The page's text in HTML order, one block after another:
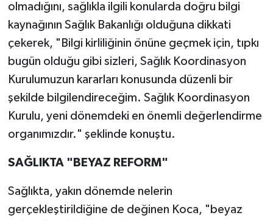
olmadığını, sağlıkla ilgili konularda doğru bilgi
kaynağının Sağlık Bakanlığı olduğuna dikkati
çekerek, "Bilgi kirliliğinin önüne geçmek için, tıpkı
bugün olduğu gibi sizleri, Sağlık Koordinasyon
Kurulumuzun kararları konusunda düzenli bir
şekilde bilgilendireceğim. Sağlık Koordinasyon
Kurulu, yeni dönemdeki en önemli değerlendirme
organımızdır." şeklinde konuştu.
SAĞLIKTA "BEYAZ REFORM"
Sağlıkta, yakın dönemde nelerin
gerçekleştirildiğine de değinen Koca, "beyaz